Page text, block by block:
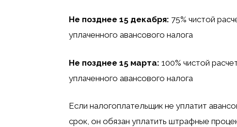
Не позднее 15 декабря: 75% чистой
уплаченного авансового налога
Не позднее 15 марта: 100% чистой
уплаченного авансового налога
Если налогоплательщик не уплатит
срок, он обязан уплатить штрафные